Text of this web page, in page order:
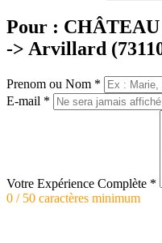
Pour :
-> Arvillard
Prenom ou Nom *
E-mail *
Votre Expérience Complète *
0 / 50 caractères minimum